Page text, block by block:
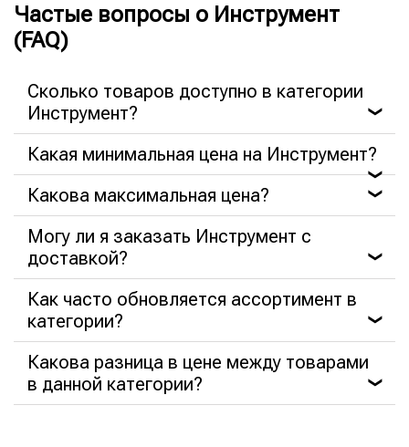
Частые вопросы о Инструмент
(FAQ)
Сколько товаров доступно в категории
Инструмент?
❯
Какая минимальная цена на Инструмент?
❯
Какова максимальная цена? ❯
Могу ли я заказать Инструмент с
доставкой?
❯
Как часто обновляется ассортимент в
категории?
❯
Какова разница в цене между товарами
в данной категории?
❯